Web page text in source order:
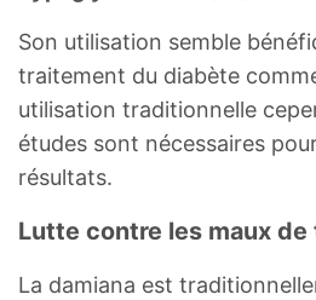
Son utilisation semble
traitement du diabète
utilisation traditionnelle
études sont nécessaires
résultats.
Lutte contre les maux
La damiana est